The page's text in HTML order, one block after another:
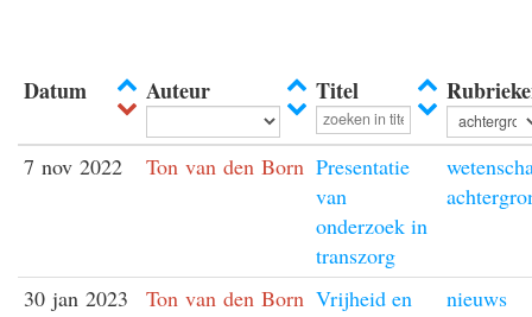
Datum Auteur Titel
7 nov 2022 Ton van den Born Presentatie
van
onderzoek in
transzorg
30 jan 2023 Ton van den Born Vrijheid en
nieuws